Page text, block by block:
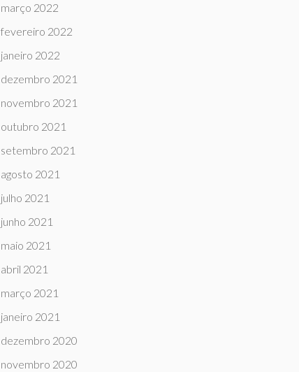
março 2022
fevereiro 2022
janeiro 2022
dezembro 2021
novembro 2021
outubro 2021
setembro 2021
agosto 2021
julho 2021
junho 2021
maio 2021
abril 2021
março 2021
janeiro 2021
dezembro 2020
novembro 2020